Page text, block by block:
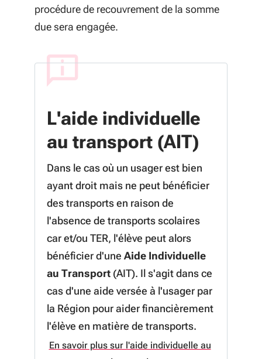
procédure de recouvrement de la somme
due sera engagée.
L'aide individuelle
au transport (AIT)
Dans le cas où un usager est bien
ayant droit mais ne peut bénéficier
des transports en raison de
l'absence de transports scolaires
car et/ou TER, l'élève peut alors
bénéficier d'une Aide Individuelle
au Transport (AIT). Il s'agit dans ce
cas d'une aide versée à l'usager par
la Région pour aider financièrement
l'élève en matière de transports.
En savoir plus sur l'aide individuelle au